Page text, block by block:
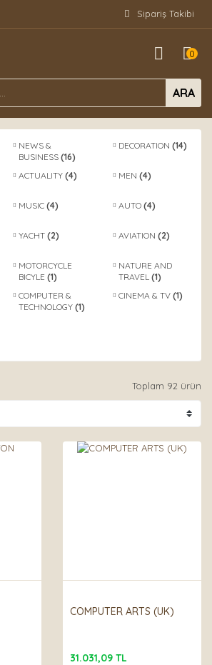
Sipariş Takibi
ARA
0
NEWS &
BUSINESS(16)
DECORATION (14)
ACTUALITY(4) MEN (4)
MUSIC(4) AUTO (4)
YACHT(2) AVIATION (2)
MOTORCYCLE
BICYLE(1)
NATURE AND
TRAVEL (1)
COMPUTER &
TECHNOLOGY(1)
CINEMA & TV (1)
Toplam 92 ürün
COMPUTER ARTS (UK)
31.031,09 TL
YABANCI
YAYINLAR